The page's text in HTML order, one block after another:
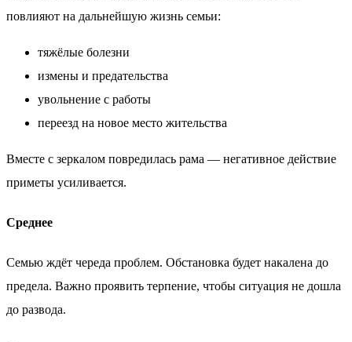
повлияют на дальнейшую жизнь семьи:
тяжёлые болезни
измены и предательства
увольнение с работы
переезд на новое место жительства
Вместе с зеркалом повредилась рама — негативное действие
приметы усиливается.
Среднее
Семью ждёт череда проблем. Обстановка будет накалена до
предела. Важно проявить терпение, чтобы ситуация не дошла
до развода.